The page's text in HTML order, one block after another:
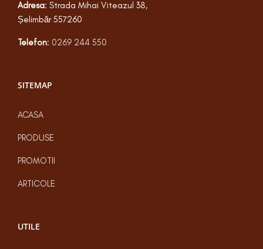
Adresa: Strada Mihai Viteazul 38,
Șelimbăr 557260
Telefon: 0269 244 550
SITEMAP
ACASA
PRODUSE
PROMOTII
ARTICOLE
UTILE